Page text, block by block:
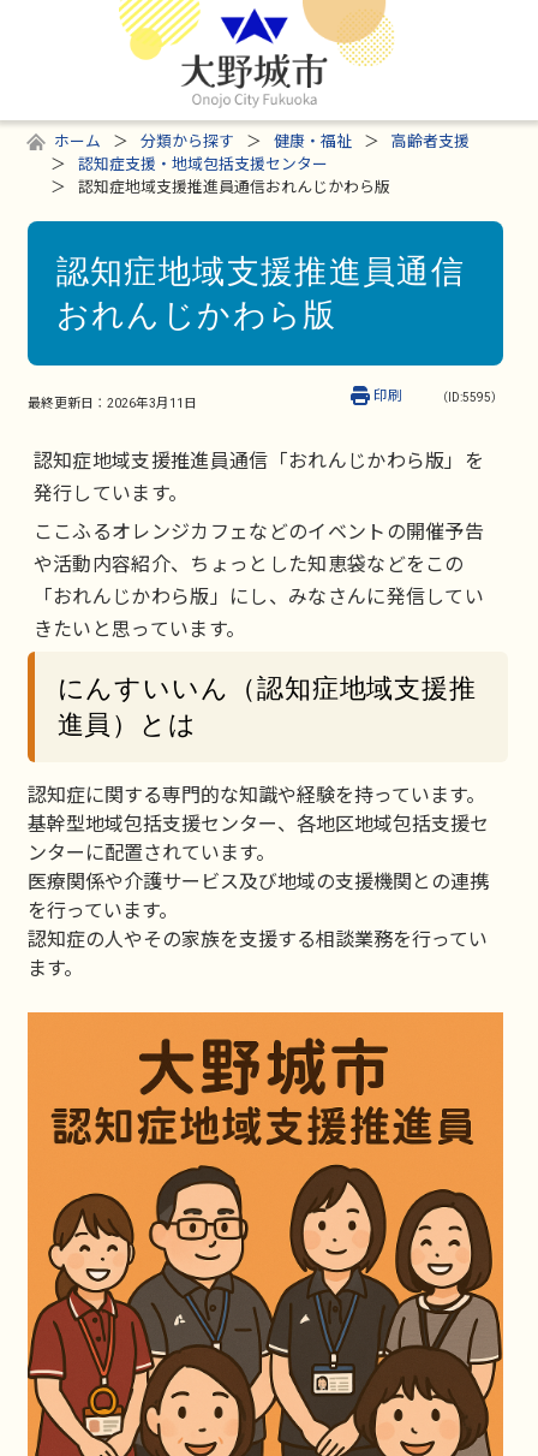
ホーム 分類から探す 健康・福祉
高齢者支援
認知症支援・地域包括支援センター
認知症地域支援推進員通信おれんじかわら版
認知症地域支援推進員通信
おれんじかわら版
最終更新日： 2026年3月11日 （ID:5595）
印刷
認知症地域支援推進員通信「おれんじかわら版」を
発行しています。
ここふるオレンジカフェなどのイベントの開催予告
や活動内容紹介、ちょっとした知恵袋などをこの
「おれんじかわら版」にし、みなさんに発信してい
きたいと思っています。
にんすいいん（認知症地域支援推
進員）とは
認知症に関する専門的な知識や経験を持っています。
基幹型地域包括支援センター、各地区地域包括支援セ
ンターに配置されています。
医療関係や介護サービス及び地域の支援機関との連携
を行っています。
認知症の人やその家族を支援する相談業務を行ってい
ます。